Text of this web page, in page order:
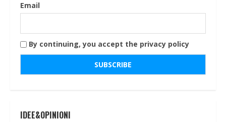
Email
By continuing, you accept the privacy policy
IDEE&OPINIONI